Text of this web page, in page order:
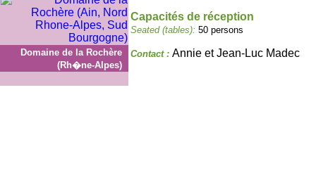
Domaine de la Rochère
(Rh�ne-Alpes)
Capacités de réception
Seated (tables): 50 persons
Contact : Annie et Jean-Luc Madec